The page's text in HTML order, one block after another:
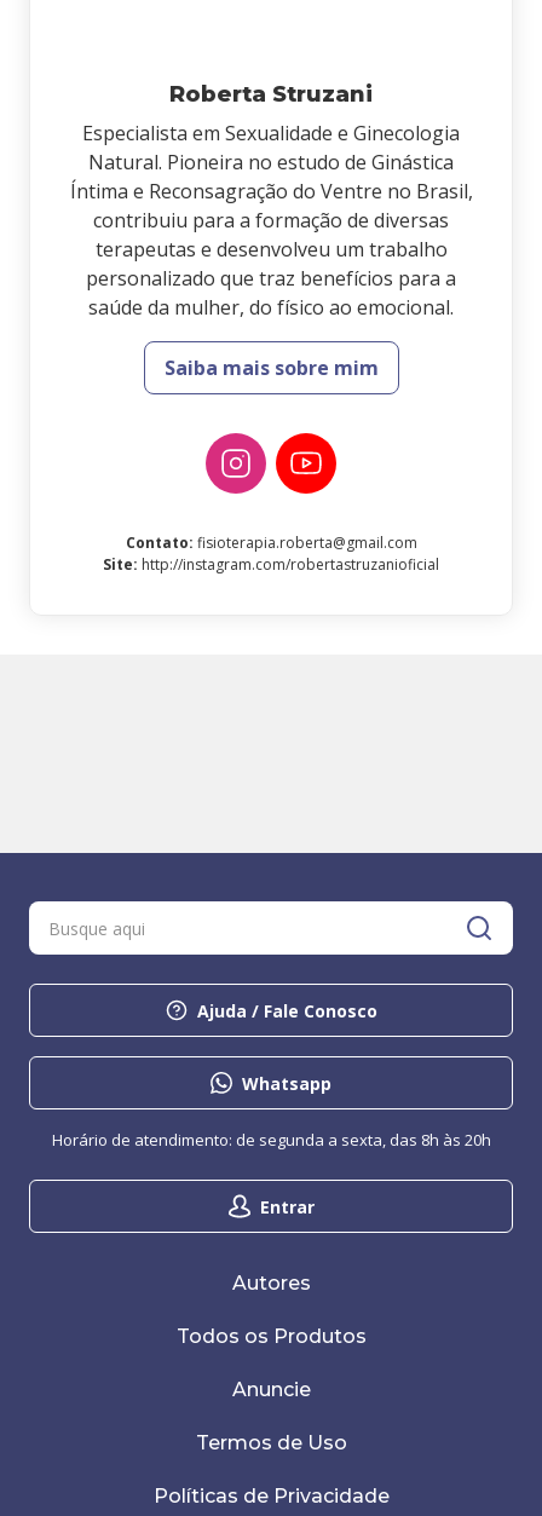
Roberta Struzani
Especialista em Sexualidade e Ginecologia
Natural. Pioneira no estudo de Ginástica
Íntima e Reconsagração do Ventre no Brasil,
contribuiu para a formação de diversas
terapeutas e desenvolveu um trabalho
personalizado que traz benefícios para a
saúde da mulher, do físico ao emocional.
Saiba mais sobre mim
Contato: fisioterapia.roberta@gmail.com
Site: http://instagram.com/robertastruzanioficial
Ajuda / Fale Conosco
Whatsapp
Entrar
Horário de atendimento: de segunda a sexta, das 8h às 20h
Autores
Todos os Produtos
Anuncie
Termos de Uso
Políticas de Privacidade